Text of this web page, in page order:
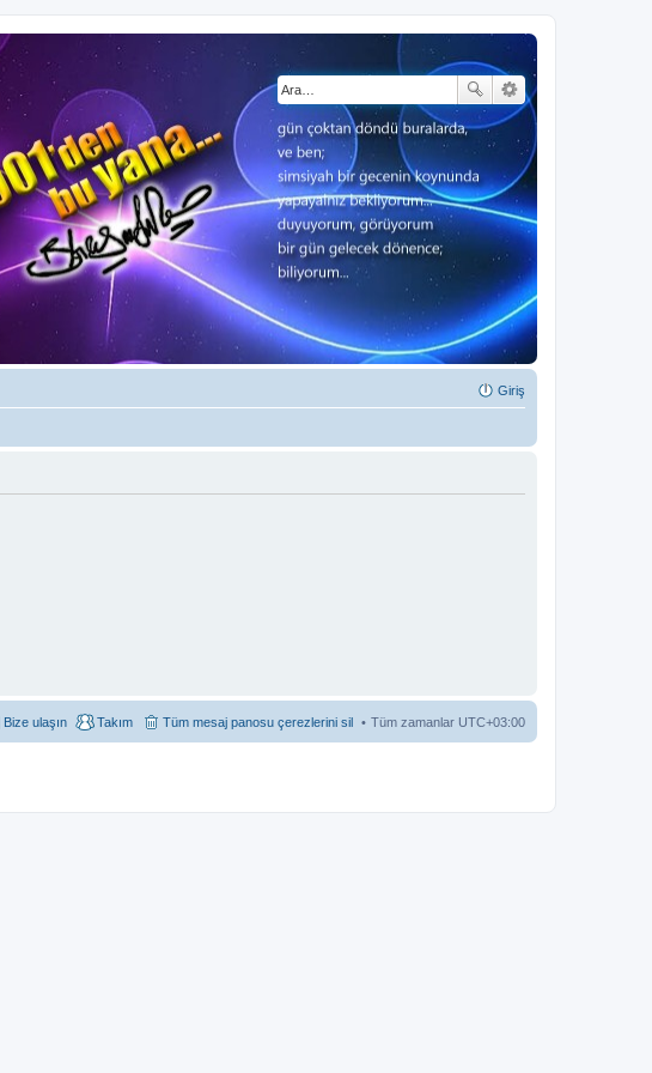
Giriş
Tüm zamanlar UTC+03:00
Tüm mesaj panosu çerezlerini sil
Takım
Bize ulaşın